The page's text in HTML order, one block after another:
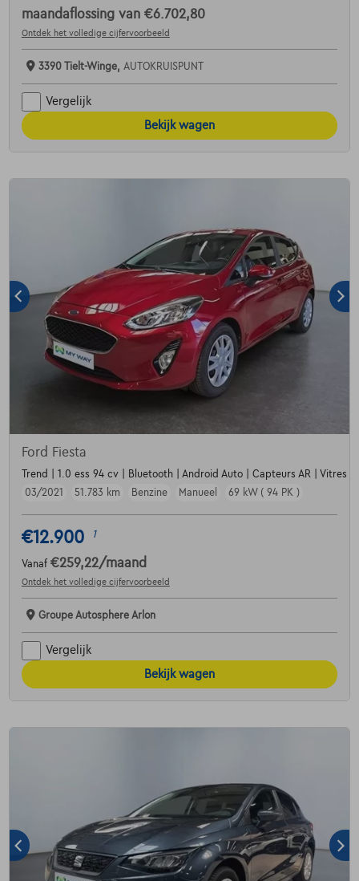
maandaflossing van €6.702,80
Ontdek het volledige cijfervoorbeeld
3390 Tielt-Winge, AUTOKRUISPUNT
Vergelijk
Bekijk wagen
Ford Fiesta
Trend | 1.0 ess 94 cv | Bluetooth | Android Auto | Capteurs AR | Vitres
03/2021
51.783 km Benzine Manueel 69 kW ( 94 PK )
€12.900 1
Vanaf €259,22/maand
Ontdek het volledige cijfervoorbeeld
Groupe Autosphere Arlon
Vergelijk
Bekijk wagen